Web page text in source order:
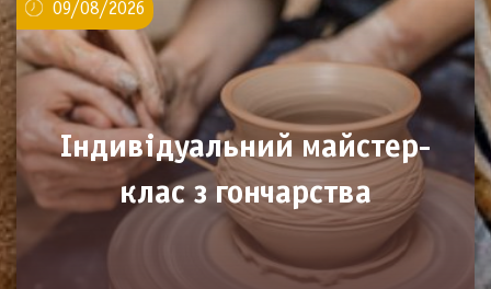
09/08/2026
Індивідуальний майстер-
клас з гончарства